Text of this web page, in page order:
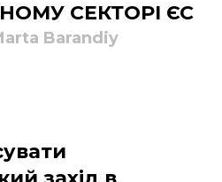
СЕКТОРІ ЄС
Barandiy